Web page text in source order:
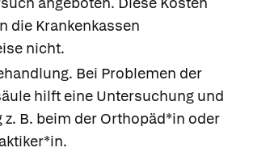
die Krankenkassen
nicht.
Bei Problemen der
hilft eine Untersuchung und
z. B. beim der Orthopäd*in oder